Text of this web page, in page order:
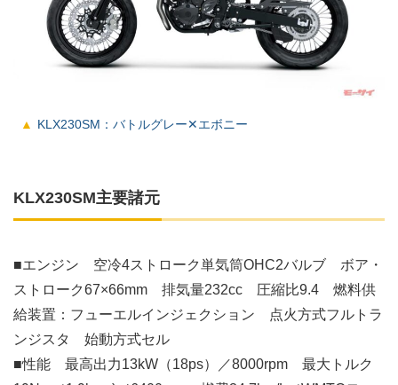
KLX230SM：バトルグレー✕エボニー
KLX230SM主要諸元
■エンジン 空冷4ストローク単気筒OHC2バルブ ボア・
ストローク67×66mm 排気量232cc 圧縮比9.4 燃料供
給装置：フューエルインジェクション 点火方式フルトラ
ンジスタ 始動方式セル
■性能 最高出力13kW（18ps）／8000rpm 最大トルク